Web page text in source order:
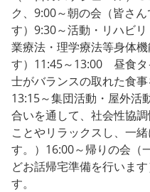
ク、9:00～朝の会（皆さ
す）9:30～活動・リハビ
業療法・理学療法等身体
す）11:45～13:00 昼食タ
士がバランスの取れた食
13:15～集団活動・屋外活
合いを通して、社会性協
ことやリラックスし、一
す。）16:00～帰りの会（
どお話帰宅準備を行いま
す。